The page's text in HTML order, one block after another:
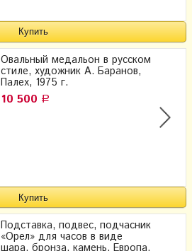
Овальный медальон в русском
стиле, художник А. Баранов,
Палех, 1975 г.
10 500 Р
Подставка, подвес, подчасник
«Орел» для часов в виде